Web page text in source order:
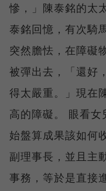
慘，」陳泰銘的太
泰銘回憶，有次騎
突然膽怯，在障礙
被彈出去，「還好
得太嚴重。」現在
高的障礙。 眼看
始盤算成果該如何
副理事長，並且主
事務，等於是直接